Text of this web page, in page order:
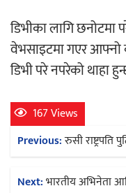
डिभीका लागि छनोटमा
वेभसाइटमा गएर आफ्नो
डिभी परे नपरेको थाहा
167 Views
Post
navigation
Previous:रुसी राष्ट्रपति
Next:भारतीय अभिनेता